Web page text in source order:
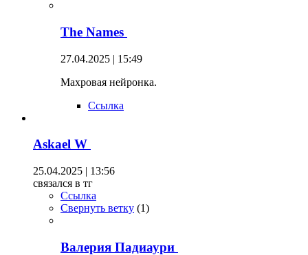
The Names
27.04.2025 | 15:49
Махровая нейронка.
Ссылка
Askael W
25.04.2025 | 13:56
связался в тг
Ссылка
Свернуть ветку (1)
Валерия Падиаури